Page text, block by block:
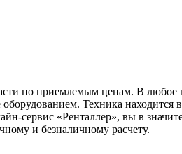
по приемлемым ценам. В
Техника находится
сервис «Ренталлер», вы в
и безналичному расчету.